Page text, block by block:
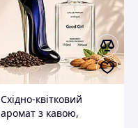
Східно-квітковий
аромат з кавою,